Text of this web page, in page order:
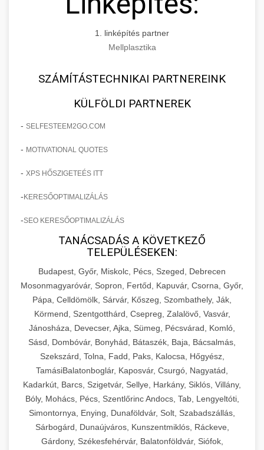
1. linképítés partner
Mellplasztika
SZÁMÍTÁSTECHNIKAI PARTNEREINK
KÜLFÖLDI PARTNEREK
- SELFESTEEM2GO.COM
- MOTIVATIONAL QUOTES
- XPS HŐSZIGETEÉS ITT
- KERESŐOPTIMALIZÁLÁS
-SEO KERESŐOPTIMALIZÁLÁS
TANÁCSADÁS A KÖVETKEZŐ
TELEPÜLÉSEKEN:
Budapest, Győr, Miskolc, Pécs, Szeged, Debrecen
Mosonmagyaróvár, Sopron, Fertőd, Kapuvár, Csorna, Győr,
Pápa, Celldömölk, Sárvár, Kőszeg, Szombathely, Ják,
Körmend, Szentgotthárd, Csepreg, Zalalövő, Vasvár,
Jánosháza, Devecser, Ajka, Sümeg, Pécsvárad, Komló,
Sásd, Dombóvár, Bonyhád, Bátaszék, Baja, Bácsalmás,
Szekszárd, Tolna, Fadd, Paks, Kalocsa, Hőgyész,
TamásiBalatonboglár, Kaposvár, Csurgó, Nagyatád,
Kadarkút, Barcs, Szigetvár, Sellye, Harkány, Siklós, Villány,
Bóly, Mohács, Pécs, Szentlőrinc Andocs, Tab, Lengyeltóti,
Simontornya, Enying, Dunaföldvár, Solt, Szabadszállás,
Sárbogárd, Dunaújváros, Kunszentmiklós, Ráckeve,
Gárdony, Székesfehérvár, Balatonföldvár, Siófok,